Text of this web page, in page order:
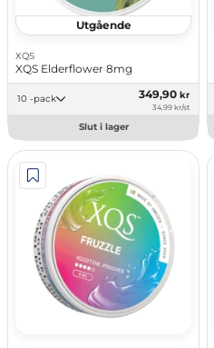
Utgående
XQS
XQS Elderflower 8mg
10 -pack 349,90 kr
34,99 kr/st
Slut i lager